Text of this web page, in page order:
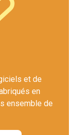
et de
en
ensemble de